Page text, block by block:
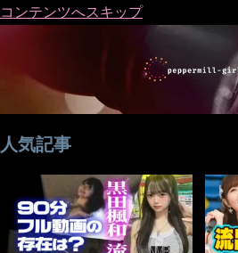
コンテンツへスキップ
人気記事